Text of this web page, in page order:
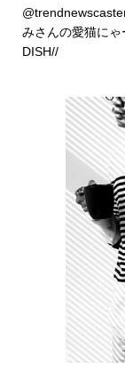
みさんの愛猫に
DISH//